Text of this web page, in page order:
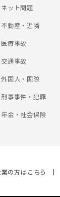
ネット問題
不動産・近隣
医療事故
交通事故
外国人・国際
刑事事件・犯罪
年金・社会保険
業の方はこちら